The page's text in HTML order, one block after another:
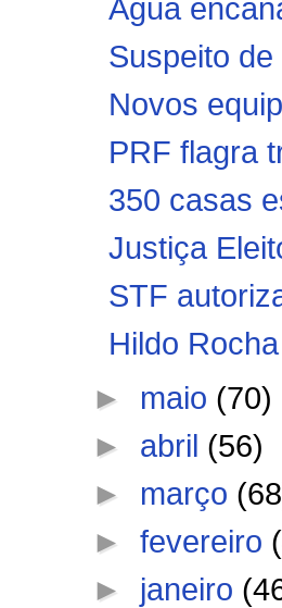
Água
Suspeito
Novos
PRF flagra
350 casas
Justiça
STF
Hildo
► maio (70)
► abril (56)
► março
►fevereiro
► janeiro